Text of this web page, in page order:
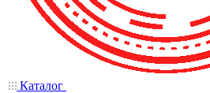
Каталог